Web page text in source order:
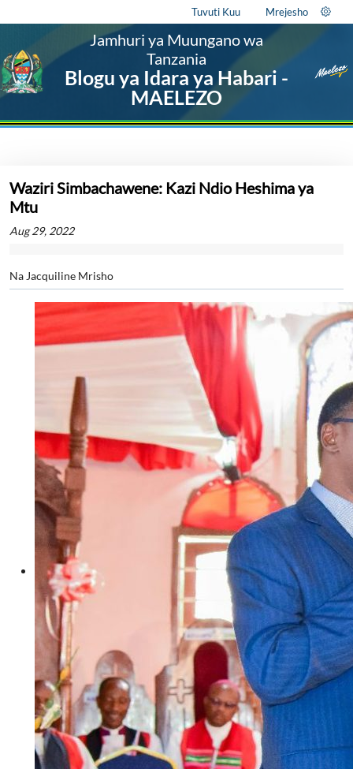
Tuvuti Kuu Mrejesho
Jamhuri ya Muungano wa
Tanzania
Blogu ya Idara ya Habari -
MAELEZO
Waziri Simbachawene: Kazi Ndio Heshima ya
Mtu
Aug 29, 2022
Na Jacquiline Mrisho